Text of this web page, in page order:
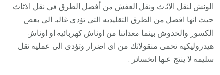
الونش لنقل الآثاث ونقل العفش من أفضل الطرق في نقل الاثاث
حيث انها افضل من الطرق التقليديه التى تؤدى غالبا الى بعض
الكسور والخدوش بينما معداتنا من اوناش كهربائيه او اوناش
هيدروليكيه تحمى منقولاتك من اى اضرار وتؤدى الى عمليه نقل
سليمه لا ينتج عنها اىخسائر .